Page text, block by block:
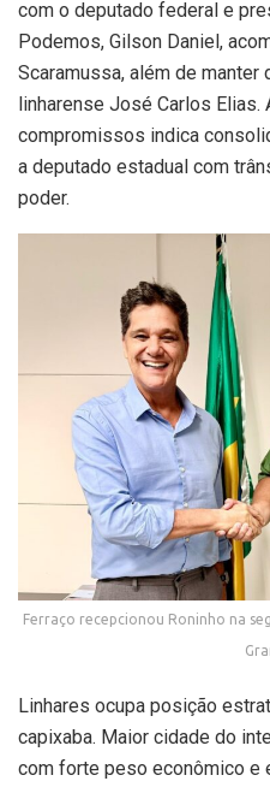
com o deputado federal e
Podemos, Gilson Daniel ,
Scaramussa, além de
linharense José Carlos Elias.
compromissos indica
a deputado estadual com
poder.
Ferraço recepcionou Roninho na
Linhares ocupa posição
capixaba. Maior cidade do
com forte peso econômico e